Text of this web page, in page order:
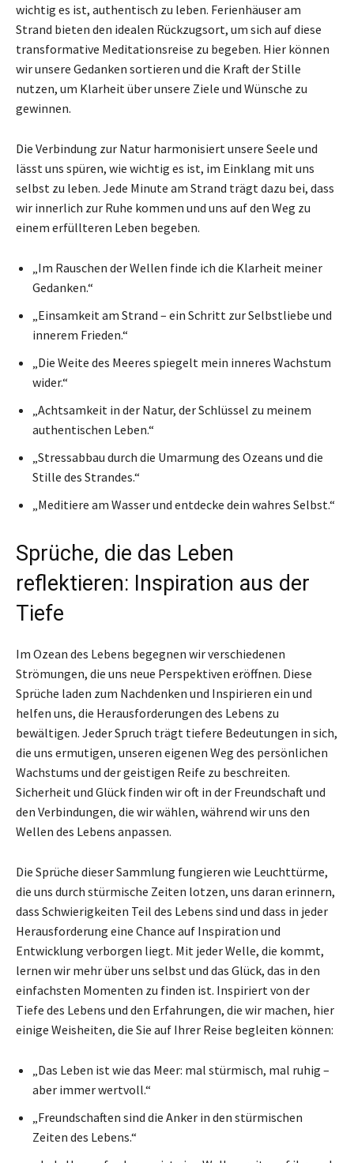
wichtig es ist, authentisch zu leben. Ferienhäuser am
Strand bieten den idealen Rückzugsort, um sich auf diese
transformative Meditationsreise zu begeben. Hier können
wir unsere Gedanken sortieren und die Kraft der Stille
nutzen, um Klarheit über unsere Ziele und Wünsche zu
gewinnen.
Die Verbindung zur Natur harmonisiert unsere Seele und
lässt uns spüren, wie wichtig es ist, im Einklang mit uns
selbst zu leben. Jede Minute am Strand trägt dazu bei, dass
wir innerlich zur Ruhe kommen und uns auf den Weg zu
einem erfüllteren Leben begeben.
„Im Rauschen der Wellen finde ich die Klarheit meiner
Gedanken.“
„Einsamkeit am Strand – ein Schritt zur Selbstliebe und
innerem Frieden.“
„Die Weite des Meeres spiegelt mein inneres Wachstum
wider.“
„Achtsamkeit in der Natur, der Schlüssel zu meinem
authentischen Leben.“
„Stressabbau durch die Umarmung des Ozeans und die
Stille des Strandes.“
„Meditiere am Wasser und entdecke dein wahres Selbst.“
Sprüche, die das Leben
reflektieren: Inspiration aus der
Tiefe
Im Ozean des Lebens begegnen wir verschiedenen
Strömungen, die uns neue Perspektiven eröffnen. Diese
Sprüche laden zum Nachdenken und Inspirieren ein und
helfen uns, die Herausforderungen des Lebens zu
bewältigen. Jeder Spruch trägt tiefere Bedeutungen in sich,
die uns ermutigen, unseren eigenen Weg des persönlichen
Wachstums und der geistigen Reife zu beschreiten.
Sicherheit und Glück finden wir oft in der Freundschaft und
den Verbindungen, die wir wählen, während wir uns den
Wellen des Lebens anpassen.
Die Sprüche dieser Sammlung fungieren wie Leuchttürme,
die uns durch stürmische Zeiten lotzen, uns daran erinnern,
dass Schwierigkeiten Teil des Lebens sind und dass in jeder
Herausforderung eine Chance auf Inspiration und
Entwicklung verborgen liegt. Mit jeder Welle, die kommt,
lernen wir mehr über uns selbst und das Glück, das in den
einfachsten Momenten zu finden ist. Inspiriert von der
Tiefe des Lebens und den Erfahrungen, die wir machen, hier
einige Weisheiten, die Sie auf Ihrer Reise begleiten können:
„Das Leben ist wie das Meer: mal stürmisch, mal ruhig –
aber immer wertvoll.“
„Freundschaften sind die Anker in den stürmischen
Zeiten des Lebens.“